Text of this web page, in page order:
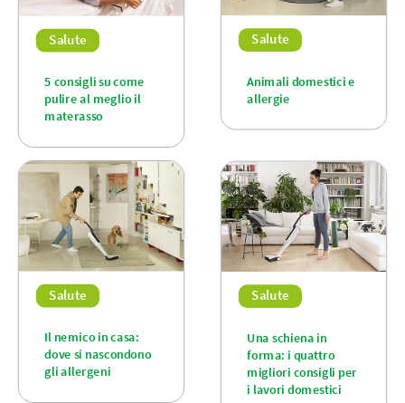
Salute
5 consigli su come
pulire al meglio il
materasso
Salute
Animali domestici e
allergie
Salute
Il nemico in casa:
dove si nascondono
gli allergeni
Salute
Una schiena in
forma: i quattro
migliori consigli per
i lavori domestici